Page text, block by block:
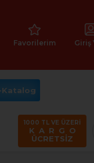
Favorilerim
Giriş
Katalog
1000 TL VE ÜZERİ
K A R G O
ÜCRETSİZ